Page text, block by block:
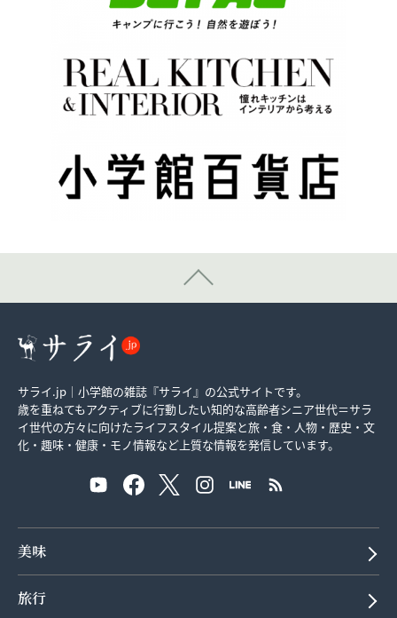
サライ.jp｜小学館の雑誌『サライ』の公式サイトです。
歳を重ねてもアクティブに行動したい知的な高齢者シニア世代＝サラ
イ世代の方々に向けたライフスタイル提案と旅・食・人物・歴史・文
化・趣味・健康・モノ情報など上質な情報を発信しています。
美味
旅行